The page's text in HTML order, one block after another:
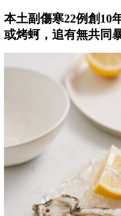
本土副傷寒22例創10
或烤蚵，追有無共同